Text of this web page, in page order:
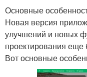
Основные
Новая версия
улучшений и новых
проектирования
Вот основные